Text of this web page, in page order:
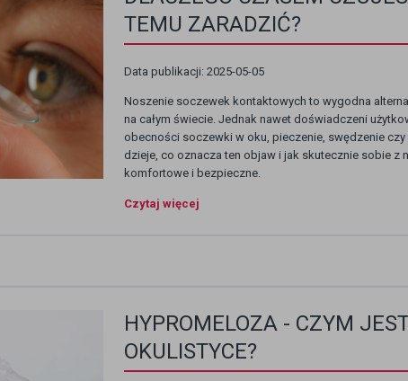
TEMU ZARADZIĆ?
Data publikacji: 2025-05-05
Noszenie soczewek kontaktowych to wygodna
na całym świecie. Jednak nawet doświadczeni
obecności soczewki w oku, pieczenie, swędzenie
dzieje, co oznacza ten objaw i jak skutecznie sobie z
komfortowe i bezpieczne.
Czytaj więcej
HYPROMELOZA - CZYM
OKULISTYCE?